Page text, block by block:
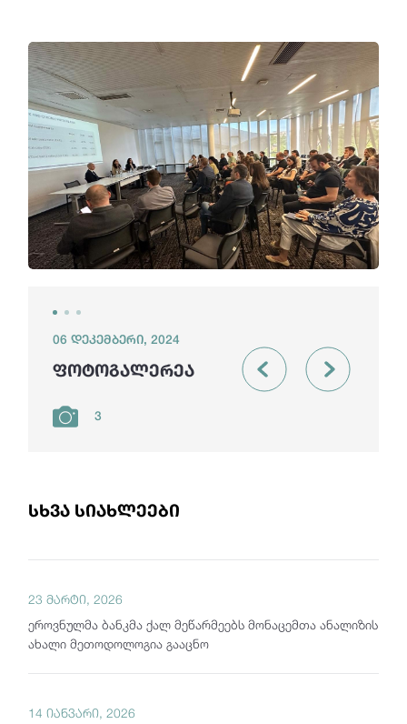
06 დეკემბერი, 2024
ფოტოგალერეა
3
სხვა სიახლეები
23 მარტი, 2026
ეროვნულმა ბანკმა ქალ მეწარმეებს მონაცემთა ანალიზის
ახალი მეთოდოლოგია გააცნო
14 იანვარი, 2026